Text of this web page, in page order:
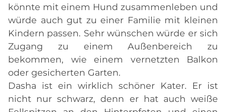
könnte mit einem Hund zusammenleben und
würde auch gut zu einer Familie mit kleinen
Kindern passen. Sehr wünschen würde er sich
Zugang zu einem Außenbereich zu
bekommen, wie einem vernetzten Balkon
oder gesicherten Garten.
Dasha ist ein wirklich schöner Kater. Er ist
nicht nur schwarz, denn er hat auch weiße